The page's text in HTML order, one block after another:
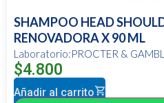
SHAMPOO HEAD
RENOVADORA X 90 ML
Laboratorio:PROCTER &
$4.800
Añadir al carrito